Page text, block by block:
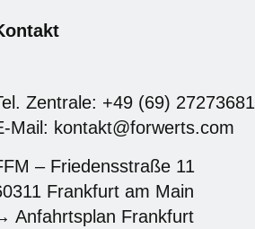
Zentrale: +49 (69) 27273681
Mail: kontakt@forwerts.com
– Friedensstraße 11
Frankfurt am Main
Anfahrtsplan Frankfurt